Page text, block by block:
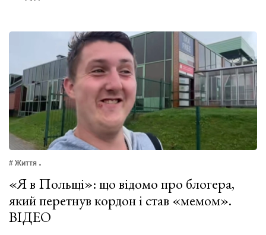
# Життя
«Я в Польщі»: що відомо про блогера,
який перетнув кордон і став «мемом».
ВІДЕО